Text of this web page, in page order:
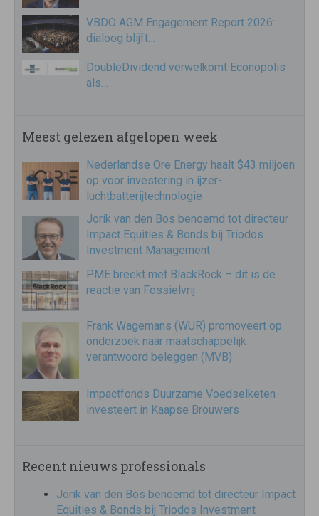
VBDO AGM Engagement Report 2026:
dialoog blijft…
DoubleDividend verwelkomt Econopolis
als…
Meest gelezen afgelopen week
Nederlandse Ore Energy haalt $43 miljoen
op voor investering in ijzer-
luchtbatterijtechnologie
Jorik van den Bos benoemd tot directeur
Impact Equities & Bonds bij Triodos
Investment Management
PME breekt met BlackRock – dit is de
reactie van Fossielvrij
Frank Wagemans (WUR) promoveert op
onderzoek naar maatschappelijk
verantwoord beleggen (MVB)
Impactfonds Duurzame Voedselketen
investeert in Kaapse Brouwers
Recent nieuws professionals
Jorik van den Bos benoemd tot directeur Impact
Equities & Bonds bij Triodos Investment